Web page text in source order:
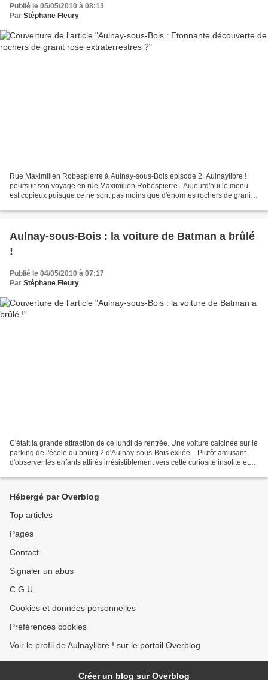
Publié le 05/05/2010 à 08:13
Par Stéphane Fleury
Rue Maximilien Robespierre à Aulnay-sous-Bois épisode 2. Aulnaylibre !
poursuit son voyage en rue Maximilien Robespierre . Aujourd'hui le menu
est copieux puisque ce ne sont pas moins que d'énormes rochers de granit
Aulnay-sous-Bois : la voiture de Batman a brûlé
!
Publié le 04/05/2010 à 07:17
Par Stéphane Fleury
C'était la grande attraction de ce lundi de rentrée. Une voiture calcinée sur le
parking de l'école du bourg 2 d'Aulnay-sous-Bois exilée... Plutôt amusant
d'observer les enfants attirés irrésistiblement vers cette curiosité insolite et
Hébergé par Overblog
Top articles
Pages
Contact
Signaler un abus
C.G.U.
Cookies et données personnelles
Préférences cookies
Voir le profil de Aulnaylibre ! sur le portail Overblog
Créer un blog sur Overblog